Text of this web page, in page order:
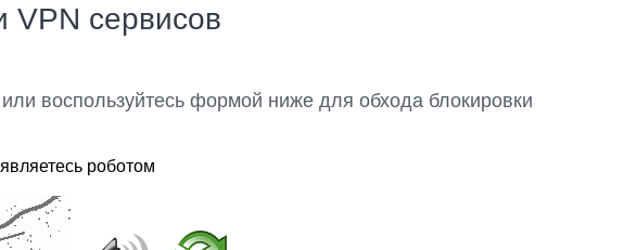
VPN сервисов
воспользуйтесь формой ниже для обхода блокировки
роботом